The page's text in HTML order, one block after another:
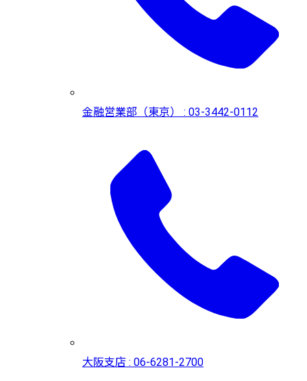
金融営業部（東京） : 03-3442-0112
大阪支店 : 06-6281-2700